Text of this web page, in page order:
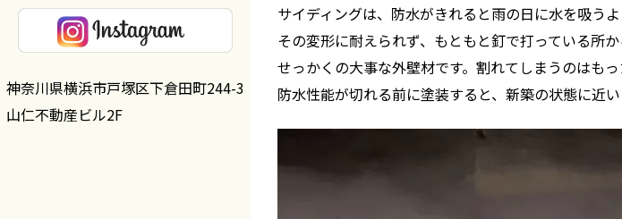
神奈川県横浜市戸塚区下倉田町244-3
山仁不動産ビル2F
サイディングは、防水がきれると雨の日に水を吸う
その変形に耐えられず、もともと釘で打っている所か
せっかくの大事な外壁材です。割れてしまうのはもっ
防水性能が切れる前に塗装すると、新築の状態に近